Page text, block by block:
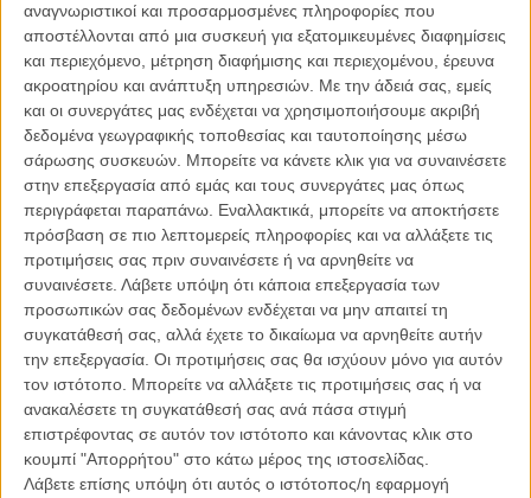
αναγνωριστικοί και προσαρμοσμένες πληροφορίες που
αποστέλλονται από μια συσκευή για εξατομικευμένες διαφημίσεις
και περιεχόμενο, μέτρηση διαφήμισης και περιεχομένου, έρευνα
ακροατηρίου και ανάπτυξη υπηρεσιών. Με την άδειά σας, εμείς
και οι συνεργάτες μας ενδέχεται να χρησιμοποιήσουμε ακριβή
δεδομένα γεωγραφικής τοποθεσίας και ταυτοποίησης μέσω
σάρωσης συσκευών. Μπορείτε να κάνετε κλικ για να συναινέσετε
στην επεξεργασία από εμάς και τους συνεργάτες μας όπως
περιγράφεται παραπάνω. Εναλλακτικά, μπορείτε να αποκτήσετε
πρόσβαση σε πιο λεπτομερείς πληροφορίες και να αλλάξετε τις
προτιμήσεις σας πριν συναινέσετε ή να αρνηθείτε να
συναινέσετε. Λάβετε υπόψη ότι κάποια επεξεργασία των
προσωπικών σας δεδομένων ενδέχεται να μην απαιτεί τη
συγκατάθεσή σας, αλλά έχετε το δικαίωμα να αρνηθείτε αυτήν
την επεξεργασία. Οι προτιμήσεις σας θα ισχύουν μόνο για αυτόν
τον ιστότοπο. Μπορείτε να αλλάξετε τις προτιμήσεις σας ή να
ανακαλέσετε τη συγκατάθεσή σας ανά πάσα στιγμή
επιστρέφοντας σε αυτόν τον ιστότοπο και κάνοντας κλικ στο
κουμπί "Απορρήτου" στο κάτω μέρος της ιστοσελίδας.
Λάβετε επίσης υπόψη ότι αυτός ο ιστότοπος/η εφαρμογή
Με αιχμή του δόρατος αυτήν την απόφαση, η κινητοποίηση γύρω
από την διάσωση του Παλάς κορυφώνεται στις μέρες μας, με σειρά
δράσεων, μιαομάδα στα κοινωνικά δίκτυα, συλλογή υπογραφών,
αυτοσχέδιες συγκεντρώσεις στο χώρο έξω από τον κινηματογράφο,
διαβήματα προς το Υπουργείο Πολιτισμού, την παρέμβαση του
ίδιου του Δημάρχου της Αθήνας αλλά και επιφανών κατοίκων της
πόλης, όλα με στόχο την ανατροπή της απόφασης του Κεντρικού
Συμβουλίου Νεωτέρων Μνημείων και τον χαρακτηρισμό του
κινηματογράφου ως ενός ξεχωριστού τοποσήμου της Αθήνας,
όπως και είναι.